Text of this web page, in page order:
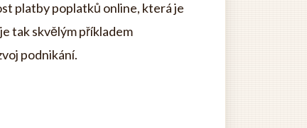
platby poplatků online, která je
tak skvělým příkladem
podnikání.